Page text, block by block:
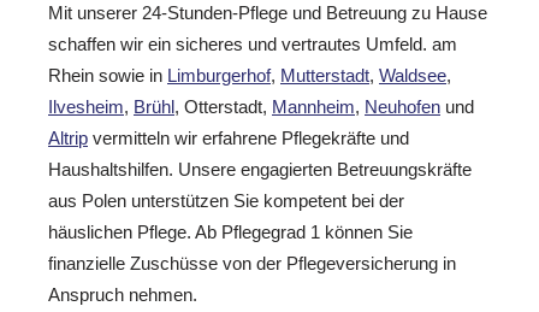
Mit unserer 24-Stunden-Pflege und Betreuung zu Hause
schaffen wir ein sicheres und vertrautes Umfeld. am
Rhein sowie in Limburgerhof, Mutterstadt, Waldsee,
Ilvesheim, Brühl, Otterstadt, Mannheim, Neuhofen und
Altrip vermitteln wir erfahrene Pflegekräfte und
Haushaltshilfen. Unsere engagierten Betreuungskräfte
aus Polen unterstützen Sie kompetent bei der
häuslichen Pflege. Ab Pflegegrad 1 können Sie
finanzielle Zuschüsse von der Pflegeversicherung in
Anspruch nehmen.